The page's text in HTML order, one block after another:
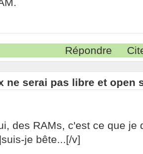
Répondre
ne serai pas libre et open
des RAMs, c'est ce que je
je bête...[/v]